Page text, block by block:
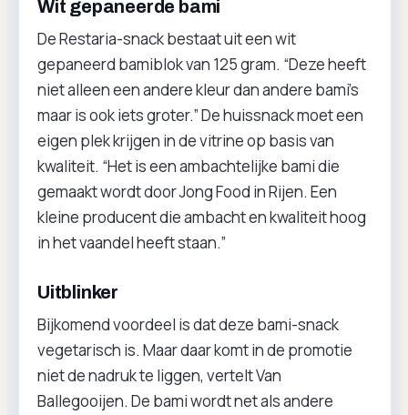
Wit gepaneerde bami
De Restaria-snack bestaat uit een wit
gepaneerd bamiblok van 125 gram. “Deze heeft
niet alleen een andere kleur dan andere bami’s
maar is ook iets groter.” De huissnack moet een
eigen plek krijgen in de vitrine op basis van
kwaliteit. “Het is een ambachtelijke bami die
gemaakt wordt door Jong Food in Rijen. Een
kleine producent die ambacht en kwaliteit hoog
in het vaandel heeft staan.”
Uitblinker
Bijkomend voordeel is dat deze bami-snack
vegetarisch is. Maar daar komt in de promotie
niet de nadruk te liggen, vertelt Van
Ballegooijen. De bami wordt net als andere